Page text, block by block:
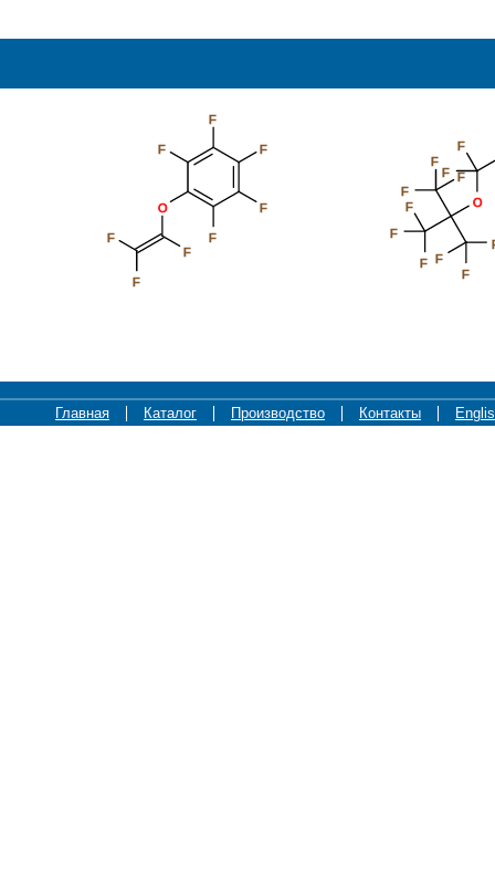
F
F
F
F
F
O
F
F
F
O
F
F
F
F
F
F
F
F
F
F
Главная Каталог Производство Контакты